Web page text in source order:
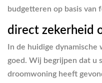
budgetteren op basis van
direct zekerheid
In de huidige
goed. Wij begrijpen dat u
droomwoning heeft